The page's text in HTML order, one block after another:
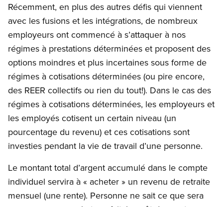
Récemment, en plus des autres défis qui viennent
avec les fusions et les intégrations, de nombreux
employeurs ont commencé à s’attaquer à nos
régimes à prestations déterminées et proposent des
options moindres et plus incertaines sous forme de
régimes à cotisations déterminées (ou pire encore,
des REER collectifs ou rien du tout!). Dans le cas des
régimes à cotisations déterminées, les employeurs et
les employés cotisent un certain niveau (un
pourcentage du revenu) et ces cotisations sont
investies pendant la vie de travail d’une personne.
Le montant total d’argent accumulé dans le compte
individuel servira à « acheter » un revenu de retraite
mensuel (une rente). Personne ne sait ce que sera